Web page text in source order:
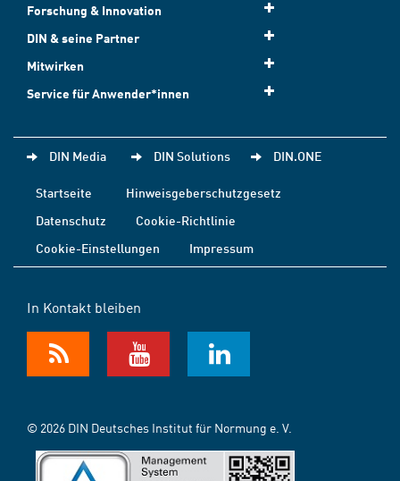
Forschung & Innovation
DIN & seine Partner
Mitwirken
Service für Anwender*innen
DIN Media DIN Solutions DIN.ONE
Startseite
Hinweisgeberschutzgesetz
Datenschutz
Cookie-Richtlinie
Cookie-Einstellungen
Impressum
In Kontakt bleiben
© 2026 DIN Deutsches Institut für Normung e. V.